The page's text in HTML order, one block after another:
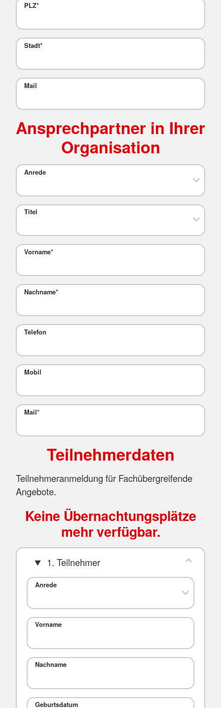
PLZ*
Stadt*
Mail
Ansprechpartner in Ihrer
Organisation
Anrede
Titel
Vorname*
Nachname*
Telefon
Mobil
Mail*
Teilnehmerdaten
Teilnehmeranmeldung für Fachübergreifende
Angebote.
Keine Übernachtungsplätze
mehr verfügbar.
1. Teilnehmer
Anrede
Vorname
Nachname
Geburtsdatum